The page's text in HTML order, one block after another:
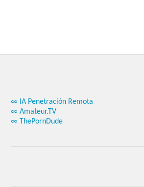
∞ IA Penetración Remota
∞ Amateur.TV
∞ ThePornDude